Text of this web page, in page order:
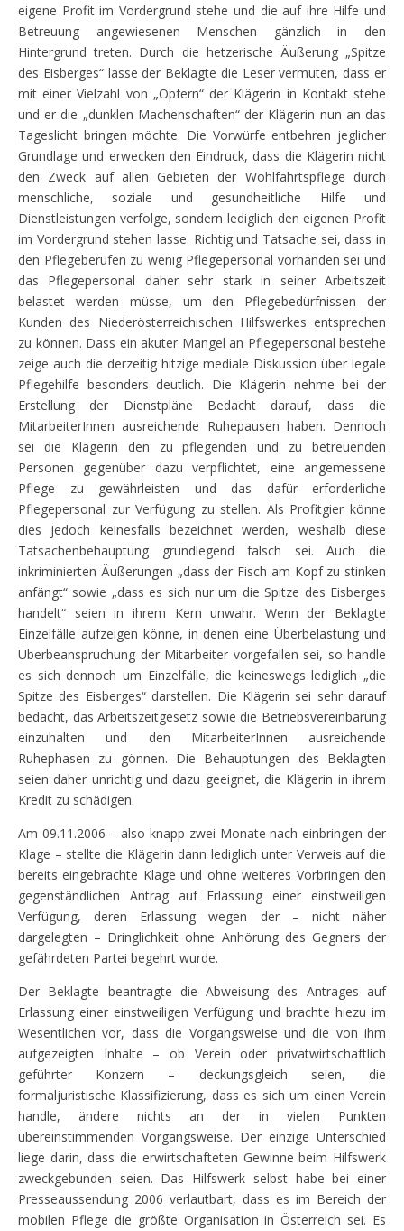
eigene Profit im Vordergrund stehe und die auf ihre Hilfe und
Betreuung angewiesenen Menschen gänzlich in den
Hintergrund treten. Durch die hetzerische Äußerung „Spitze
des Eisberges“ lasse der Beklagte die Leser vermuten, dass er
mit einer Vielzahl von „Opfern“ der Klägerin in Kontakt stehe
und er die „dunklen Machenschaften“ der Klägerin nun an das
Tageslicht bringen möchte. Die Vorwürfe entbehren jeglicher
Grundlage und erwecken den Eindruck, dass die Klägerin nicht
den Zweck auf allen Gebieten der Wohlfahrtspflege durch
menschliche, soziale und gesundheitliche Hilfe und
Dienstleistungen verfolge, sondern lediglich den eigenen Profit
im Vordergrund stehen lasse. Richtig und Tatsache sei, dass in
den Pflegeberufen zu wenig Pflegepersonal vorhanden sei und
das Pflegepersonal daher sehr stark in seiner Arbeitszeit
belastet werden müsse, um den Pflegebedürfnissen der
Kunden des Niederösterreichischen Hilfswerkes entsprechen
zu können. Dass ein akuter Mangel an Pflegepersonal bestehe
zeige auch die derzeitig hitzige mediale Diskussion über legale
Pflegehilfe besonders deutlich. Die Klägerin nehme bei der
Erstellung der Dienstpläne Bedacht darauf, dass die
MitarbeiterInnen ausreichende Ruhepausen haben. Dennoch
sei die Klägerin den zu pflegenden und zu betreuenden
Personen gegenüber dazu verpflichtet, eine angemessene
Pflege zu gewährleisten und das dafür erforderliche
Pflegepersonal zur Verfügung zu stellen. Als Profitgier könne
dies jedoch keinesfalls bezeichnet werden, weshalb diese
Tatsachenbehauptung grundlegend falsch sei. Auch die
inkriminierten Äußerungen „dass der Fisch am Kopf zu stinken
anfängt“ sowie „dass es sich nur um die Spitze des Eisberges
handelt“ seien in ihrem Kern unwahr. Wenn der Beklagte
Einzelfälle aufzeigen könne, in denen eine Überbelastung und
Überbeanspruchung der Mitarbeiter vorgefallen sei, so handle
es sich dennoch um Einzelfälle, die keineswegs lediglich „die
Spitze des Eisberges“ darstellen. Die Klägerin sei sehr darauf
bedacht, das Arbeitszeitgesetz sowie die Betriebsvereinbarung
einzuhalten und den MitarbeiterInnen ausreichende
Ruhephasen zu gönnen. Die Behauptungen des Beklagten
seien daher unrichtig und dazu geeignet, die Klägerin in ihrem
Kredit zu schädigen.
Am 09.11.2006 – also knapp zwei Monate nach einbringen der
Klage – stellte die Klägerin dann lediglich unter Verweis auf die
bereits eingebrachte Klage und ohne weiteres Vorbringen den
gegenständlichen Antrag auf Erlassung einer einstweiligen
Verfügung, deren Erlassung wegen der – nicht näher
dargelegten – Dringlichkeit ohne Anhörung des Gegners der
gefährdeten Partei begehrt wurde.
Der Beklagte beantragte die Abweisung des Antrages auf
Erlassung einer einstweiligen Verfügung und brachte hiezu im
Wesentlichen vor, dass die Vorgangsweise und die von ihm
aufgezeigten Inhalte – ob Verein oder privatwirtschaftlich
geführter Konzern – deckungsgleich seien, die
formaljuristische Klassifizierung, dass es sich um einen Verein
handle, ändere nichts an der in vielen Punkten
übereinstimmenden Vorgangsweise. Der einzige Unterschied
liege darin, dass die erwirtschafteten Gewinne beim Hilfswerk
zweckgebunden seien. Das Hilfswerk selbst habe bei einer
Presseaussendung 2006 verlautbart, dass es im Bereich der
mobilen Pflege die größte Organisation in Österreich sei. Es